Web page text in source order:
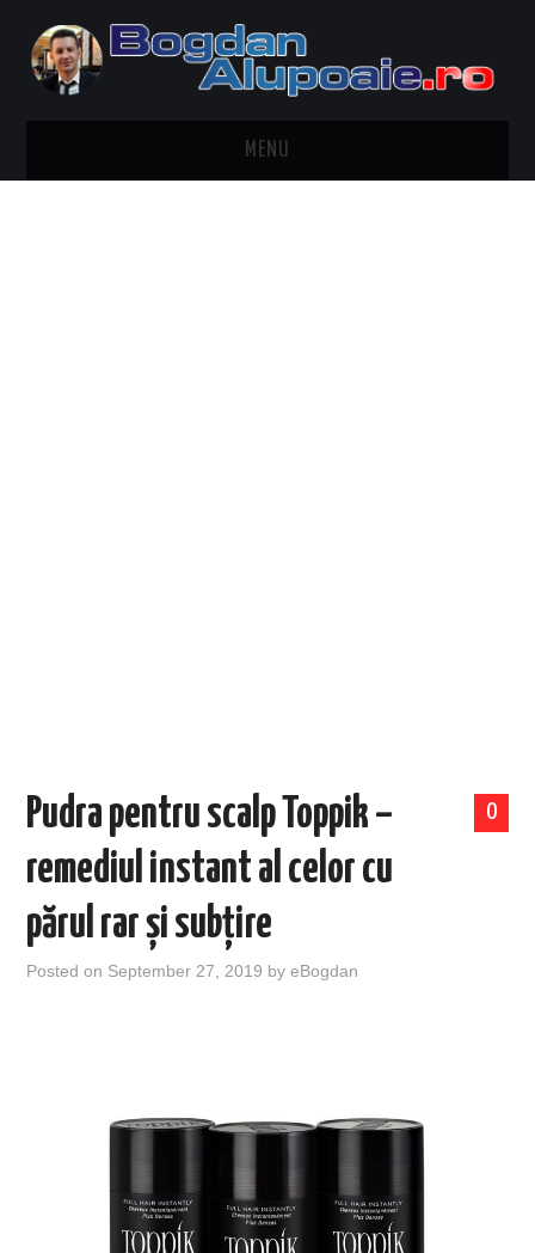
MENU
0
Pudra pentru scalp Toppik –
remediul instant al celor cu
părul rar și subțire
Posted on September 27, 2019 byeBogdan